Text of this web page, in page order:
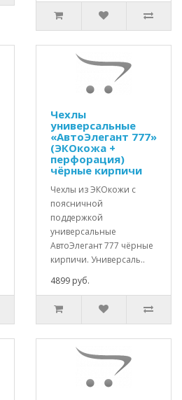
Чехлы
универсальные
«АвтоЭлегант 777»
(ЭКОкожа +
перфорация)
чёрные кирпичи
Чехлы из ЭКОкожи с
поясничной
поддержкой
универсальные
АвтоЭлегант 777 чёрные
кирпичи. Универсаль..
4899 руб.